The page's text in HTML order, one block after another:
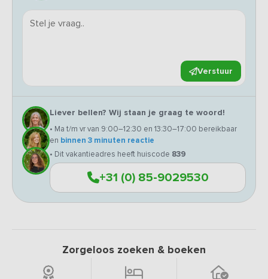
Verstuur
Liever bellen? Wij staan je graag te woord!
• Ma t/m vr van 9:00–12:30 en 13:30–17:00 bereikbaar
en binnen 3 minuten reactie
• Dit vakantieadres heeft huiscode 839
+31 (0) 85-9029530
Zorgeloos zoeken & boeken